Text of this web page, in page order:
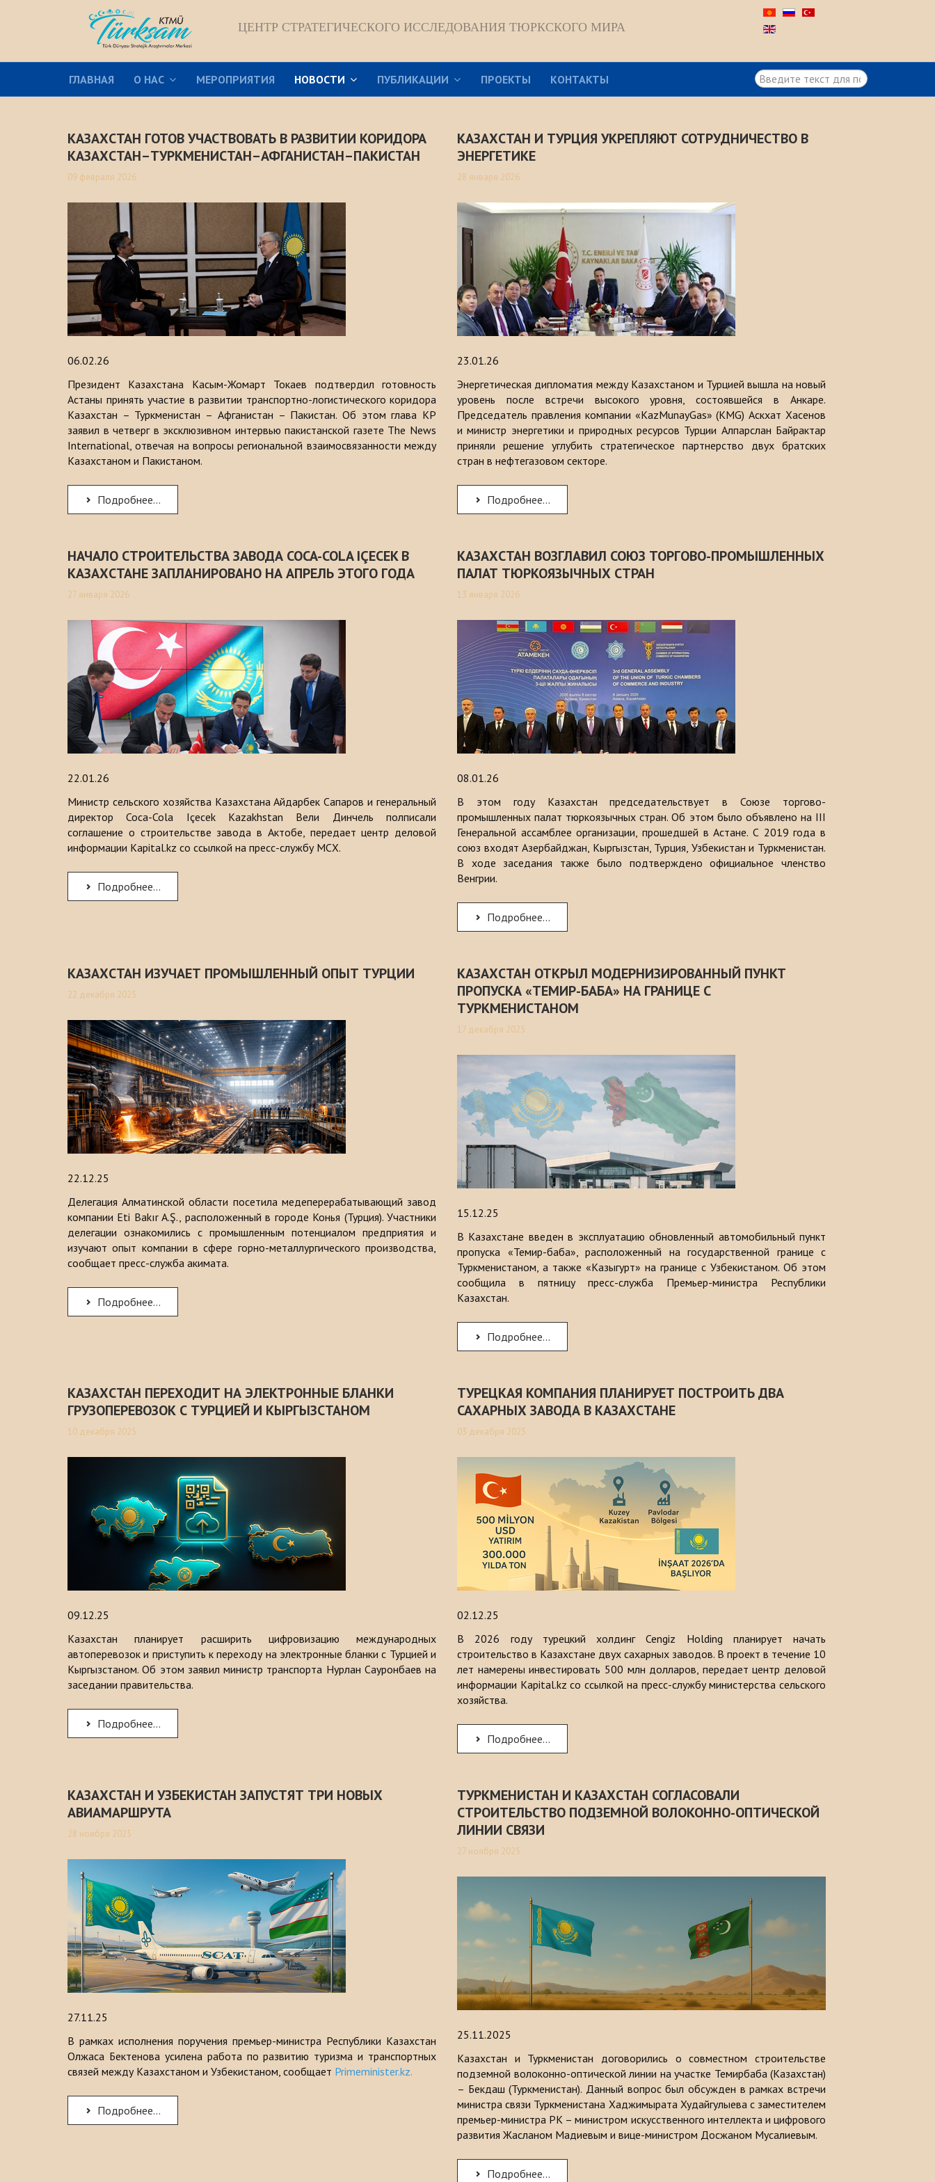
ЦЕНТР СТРАТЕГИЧЕСКОГО ИССЛЕДОВАНИЯ ТЮРКСКОГО МИРА
Искать...
ГЛАВНАЯ О НАС МЕРОПРИЯТИЯ НОВОСТИ ПУБЛИКАЦИИ ПРОЕКТЫ КОНТАКТЫ
КАЗАХСТАН ГОТОВ УЧАСТВОВАТЬ В РАЗВИТИИ КОРИДОРА
КАЗАХСТАН–ТУРКМЕНИСТАН–АФГАНИСТАН–ПАКИСТАН
09 февраля 2026
06.02.26
Президент Казахстана Касым-Жомарт Токаев подтвердил готовность
Астаны принять участие в развитии транспортно-логистического коридора
Казахстан – Туркменистан – Афганистан – Пакистан. Об этом глава КР
заявил в четверг в эксклюзивном интервью пакистанской газете The News
International, отвечая на вопросы региональной взаимосвязанности между
Казахстаном и Пакистаном.
Подробнее...
КАЗАХСТАН И ТУРЦИЯ УКРЕПЛЯЮТ СОТРУДНИЧЕСТВО В
ЭНЕРГЕТИКЕ
28 января 2026
23.01.26
Энергетическая дипломатия между Казахстаном и Турцией вышла на новый
уровень после встречи высокого уровня, состоявшейся в Анкаре.
Председатель правления компании «KazMunayGas» (KMG) Аскхат Хасенов
и министр энергетики и природных ресурсов Турции Алпарслан Байрактар
приняли решение углубить стратегическое партнерство двух братских
стран в нефтегазовом секторе.
Подробнее...
НАЧАЛО СТРОИТЕЛЬСТВА ЗАВОДА COCA-COLA IÇECEK В
КАЗАХСТАНЕ ЗАПЛАНИРОВАНО НА АПРЕЛЬ ЭТОГО ГОДА
27 января 2026
22.01.26
Министр сельского хозяйства Казахстана Айдарбек Сапаров и генеральный
директор Coca-Cola Içecek Kazakhstan Вели Динчель полписали
соглашение о строительстве завода в Актобе, передает центр деловой
информации Kapital.kz со ссылкой на пресс-службу МСХ.
Подробнее...
КАЗАХСТАН ВОЗГЛАВИЛ СОЮЗ ТОРГОВО-ПРОМЫШЛЕННЫХ
ПАЛАТ ТЮРКОЯЗЫЧНЫХ СТРАН
13 января 2026
08.01.26
В этом году Казахстан председательствует в Союзе торгово-
промышленных палат тюркоязычных стран. Об этом было объявлено на III
Генеральной ассамблее организации, прошедшей в Астане. С 2019 года в
союз входят Азербайджан, Кыргызстан, Турция, Узбекистан и Туркменистан.
В ходе заседания также было подтверждено официальное членство
Венгрии.
Подробнее...
КАЗАХСТАН ИЗУЧАЕТ ПРОМЫШЛЕННЫЙ ОПЫТ ТУРЦИИ
22 декабря 2025
22.12.25
Делегация Алматинской области посетила медеперерабатывающий завод
компании Eti Bakır A.Ş., расположенный в городе Конья (Турция). Участники
делегации ознакомились с промышленным потенциалом предприятия и
изучают опыт компании в сфере горно-металлургического производства,
сообщает пресс-служба акимата.
Подробнее...
КАЗАХСТАН ОТКРЫЛ МОДЕРНИЗИРОВАННЫЙ ПУНКТ
ПРОПУСКА «ТЕМИР-БАБА» НА ГРАНИЦЕ С
ТУРКМЕНИСТАНОМ
17 декабря 2025
15.12.25
В Казахстане введен в эксплуатацию обновленный автомобильный пункт
пропуска «Темир-баба», расположенный на государственной границе с
Туркменистаном, а также «Казыгурт» на границе с Узбекистаном. Об этом
сообщила в пятницу пресс-служба Премьер-министра Республики
Казахстан.
Подробнее...
КАЗАХСТАН ПЕРЕХОДИТ НА ЭЛЕКТРОННЫЕ БЛАНКИ
ГРУЗОПЕРЕВОЗОК С ТУРЦИЕЙ И КЫРГЫЗСТАНОМ
10 декабря 2025
09.12.25
Казахстан планирует расширить цифровизацию международных
автоперевозок и приступить к переходу на электронные бланки с Турцией и
Кыргызстаном. Об этом заявил министр транспорта Нурлан Сауронбаев на
заседании правительства.
Подробнее...
ТУРЕЦКАЯ КОМПАНИЯ ПЛАНИРУЕТ ПОСТРОИТЬ ДВА
САХАРНЫХ ЗАВОДА В КАЗАХСТАНЕ
03 декабря 2025
02.12.25
В 2026 году турецкий холдинг Cengiz Holding планирует начать
строительство в Казахстане двух сахарных заводов. В проект в течение 10
лет намерены инвестировать 500 млн долларов, передает центр деловой
информации Kapital.kz со ссылкой на пресс-службу министерства сельского
хозяйства.
Подробнее...
КАЗАХСТАН И УЗБЕКИСТАН ЗАПУСТЯТ ТРИ НОВЫХ
АВИАМАРШРУТА
28 ноября 2025
27.11.25
В рамках исполнения поручения премьер-министра Республики Казахстан
Олжаса Бектенова усилена работа по развитию туризма и транспортных
связей между Казахстаном и Узбекистаном, сообщает Primeminister.kz.
Подробнее...
ТУРКМЕНИСТАН И КАЗАХСТАН СОГЛАСОВАЛИ
СТРОИТЕЛЬСТВО ПОДЗЕМНОЙ ВОЛОКОННО-ОПТИЧЕСКОЙ
ЛИНИИ СВЯЗИ
27 ноября 2025
25.11.2025
Казахстан и Туркменистан договорились о совместном строительстве
подземной волоконно-оптической линии на участке Темирбаба (Казахстан)
– Бекдаш (Туркменистан). Данный вопрос был обсужден в рамках встречи
министра связи Туркменистана Хаджимыратa Худайгулыевa с заместителем
премьер-министра РК – министром искусственного интеллекта и цифрового
развития Жасланом Мадиевым и вице-министром Досжаном Мусалиевым.
Подробнее...